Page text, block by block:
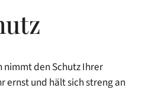
nimmt den Schutz Ihrer
ernst und hält sich streng an